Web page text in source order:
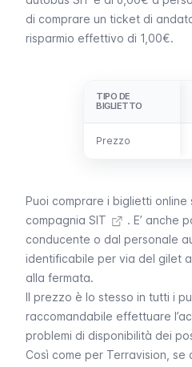
di comprare un ticket di
risparmio effettivo di 1,00€.
TIPO DE
BIGLIETTO
Prezzo
TIPO DE
BIGLIETTO
Prezzo
Puoi comprare i biglietti online
compagnia SIT
. E’ anche
conducente o dal personale
identificabile per via del gilet
alla fermata.
Il prezzo è lo stesso in tutti i
raccomandabile effettuare
problemi di disponibilità dei
Così come per Terravision ,